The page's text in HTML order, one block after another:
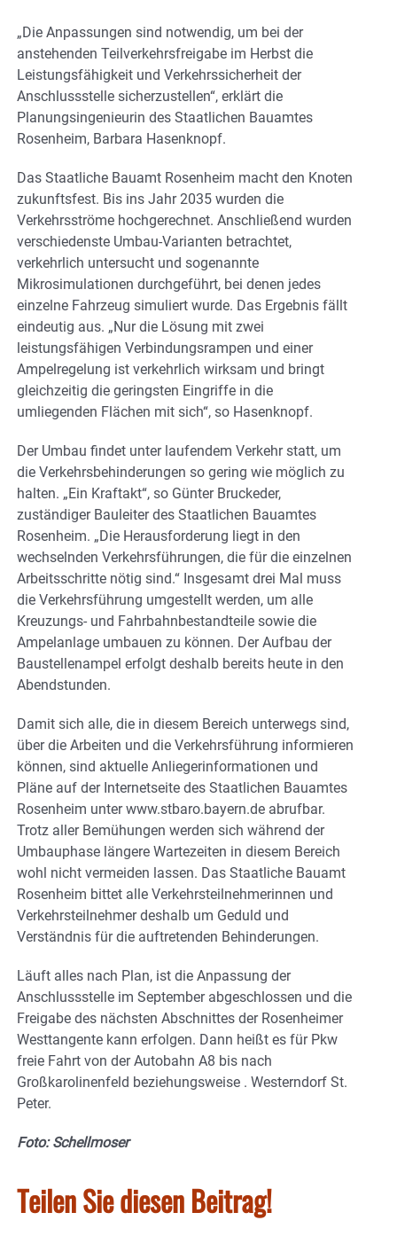
„Die Anpassungen sind notwendig, um bei der
anstehenden Teilverkehrsfreigabe im Herbst die
Leistungsfähigkeit und Verkehrssicherheit der
Anschlussstelle sicherzustellen“, erklärt die
Planungsingenieurin des Staatlichen Bauamtes
Rosenheim, Barbara Hasenknopf.
Das Staatliche Bauamt Rosenheim macht den Knoten
zukunftsfest. Bis ins Jahr 2035 wurden die
Verkehrsströme hochgerechnet. Anschließend wurden
verschiedenste Umbau-Varianten betrachtet,
verkehrlich untersucht und sogenannte
Mikrosimulationen durchgeführt, bei denen jedes
einzelne Fahrzeug simuliert wurde. Das Ergebnis fällt
eindeutig aus. „Nur die Lösung mit zwei
leistungsfähigen Verbindungsrampen und einer
Ampelregelung ist verkehrlich wirksam und bringt
gleichzeitig die geringsten Eingriffe in die
umliegenden Flächen mit sich“, so Hasenknopf.
Der Umbau findet unter laufendem Verkehr statt, um
die Verkehrsbehinderungen so gering wie möglich zu
halten. „Ein Kraftakt“, so Günter Bruckeder,
zuständiger Bauleiter des Staatlichen Bauamtes
Rosenheim. „Die Herausforderung liegt in den
wechselnden Verkehrsführungen, die für die einzelnen
Arbeitsschritte nötig sind.“ Insgesamt drei Mal muss
die Verkehrsführung umgestellt werden, um alle
Kreuzungs- und Fahrbahnbestandteile sowie die
Ampelanlage umbauen zu können. Der Aufbau der
Baustellenampel erfolgt deshalb bereits heute in den
Abendstunden.
Damit sich alle, die in diesem Bereich unterwegs sind,
über die Arbeiten und die Verkehrsführung informieren
können, sind aktuelle Anliegerinformationen und
Pläne auf der Internetseite des Staatlichen Bauamtes
Rosenheim unter www.stbaro.bayern.de abrufbar.
Trotz aller Bemühungen werden sich während der
Umbauphase längere Wartezeiten in diesem Bereich
wohl nicht vermeiden lassen. Das Staatliche Bauamt
Rosenheim bittet alle Verkehrsteilnehmerinnen und
Verkehrsteilnehmer deshalb um Geduld und
Verständnis für die auftretenden Behinderungen.
Läuft alles nach Plan, ist die Anpassung der
Anschlussstelle im September abgeschlossen und die
Freigabe des nächsten Abschnittes der Rosenheimer
Westtangente kann erfolgen. Dann heißt es für Pkw
freie Fahrt von der Autobahn A8 bis nach
Großkarolinenfeld beziehungsweise . Westerndorf St.
Peter.
Foto: Schellmoser
Teilen Sie diesen Beitrag!